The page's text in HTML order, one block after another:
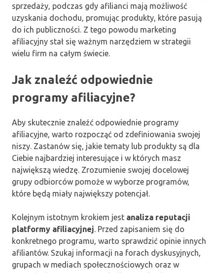
sprzedaży, podczas gdy afilianci mają możliwość
uzyskania dochodu, promując produkty, które pasują
do ich publiczności. Z tego powodu marketing
afiliacyjny stał się ważnym narzędziem w strategii
wielu firm na całym świecie.
Jak znaleźć odpowiednie
programy afiliacyjne?
Aby skutecznie znaleźć odpowiednie programy
afiliacyjne, warto rozpocząć od zdefiniowania swojej
niszy. Zastanów się, jakie tematy lub produkty są dla
Ciebie najbardziej interesujące i w których masz
największą wiedzę. Zrozumienie swojej docelowej
grupy odbiorców pomoże w wyborze programów,
które będą miały największy potencjał.
Kolejnym istotnym krokiem jest analiza reputacji
platformy afiliacyjnej. Przed zapisaniem się do
konkretnego programu, warto sprawdzić opinie innych
afiliantów. Szukaj informacji na forach dyskusyjnych,
grupach w mediach społecznościowych oraz w